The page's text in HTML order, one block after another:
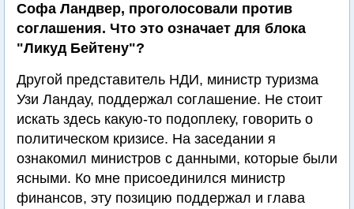
Софа Ландвер, проголосовали против
соглашения. Что это означает для блока
"Ликуд Бейтену"?
Другой представитель НДИ, министр туризма
Узи Ландау, поддержал соглашение. Не стоит
искать здесь какую-то подоплеку, говорить о
политическом кризисе. На заседании я
ознакомил министров с данными, которые были
ясными. Ко мне присоединился министр
финансов, эту позицию поддержал и глава